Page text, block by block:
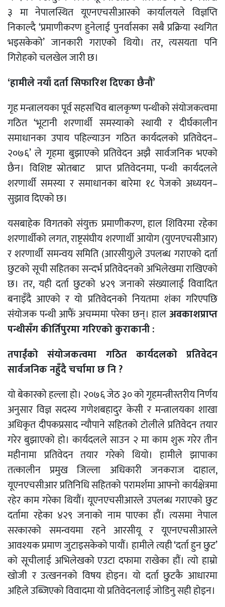
३ मा नेपालस्थित यूएनएचसीआरको कार्यालयले विज्ञप्ति
निकाल्दै ‘प्रमाणीकरण हुनेलाई पुनर्वासका सबै प्रक्रिया स्थगित
भइसकेको’ जानकारी गराएको थियो। तर, त्यसयता पनि
गिरोहको चलखेल जारी छ।
‘हामीले नयाँ दर्ता सिफारिश दिएका छैनौं’
गृह मन्त्रालयका पूर्व सहसचिव बालकृष्ण पन्थीको संयोजकत्वमा
गठित ‘भूटानी शरणार्थी समस्याको स्थायी र दीर्घकालीन
समाधानका उपाय पहिल्याउन गठित कार्यदलको प्रतिवेदन–
२०७६’ ले गृहमा बुझाएको प्रतिवेदन अझै सार्वजनिक भएको
छैन। विशिष्ट स्रोतबाट प्राप्त प्रतिवेदनमा, पन्थी कार्यदलले
शरणार्थी समस्या र समाधानका बारेमा १८ पेजको अध्ययन–
सुझाव दिएको छ।
यसबाहेक विगतको संयुक्त प्रमाणीकरण, हाल शिविरमा रहेका
शरणार्थीको लगत, राष्ट्रसंघीय शरणार्थी आयोग (युएनएचसीआर)
र शरणार्थी समन्वय समिति (आरसीयु)ले उपलब्ध गराएको दर्ता
छुटको सूची सहितका सन्दर्भ प्रतिवेदनको अभिलेखमा राखिएको
छ। तर, यही दर्ता छुटको ४२९ जनाको संख्यालाई विवादित
बनाइँदै आएको र यो प्रतिवेदनको नियतमा शंका गरिएपछि
संयोजक पन्थी आफैं अचम्ममा परेका छन्। हालअवकाशप्राप्त
पन्थीसँग कीर्तिपुरमा गरिएको कुराकानी :
तपाईंको संयोजकत्वमा गठित कार्यदलको प्रतिवेदन
सार्वजनिक नहुँदै चर्चामा छ नि ?
यो बेकारको हल्ला हो। २०७६ जेठ ३० को गृहमन्त्रीस्तरीय निर्णय
अनुसार विज्ञ सदस्य गणेशबहादुर केसी र मन्त्रालयका शाखा
अधिकृत दीपकप्रसाद न्यौपाने सहितको टोलीले प्रतिवेदन तयार
गरेर बुझाएको हो। कार्यदलले साउन २ मा काम शुरू गरेर तीन
महीनामा प्रतिवेदन तयार गरेको थियो। हामीले झापाका
तत्कालीन प्रमुख जिल्ला अधिकारी जनकराज दाहाल,
यूएनएचसीआर प्रतिनिधि सहितको परामर्शमा आफ्नो कार्यक्षेत्रमा
रहेर काम गरेका थियौं। यूएनएचसीआरले उपलब्ध गराएको छुट
दर्तामा रहेका ४२९ जनाको नाम पाएका हौं। त्यसमा नेपाल
सरकारको समन्वयमा रहने आरसीयू र यूएनएचसीआरले
आवश्यक प्रमाण जुटाइसकेको पायौं। हामीले त्यही ‘दर्ता हुन छुट’
को सूचीलाई अभिलेखको एउटा दफामा राखेका हौं। त्यो हाम्रो
खोजी र उत्खननको विषय होइन। यो दर्ता छुटकै आधारमा
अहिले उब्जिएको विवादमा यो प्रतिवेदनलाई जोडिनु सही होइन।